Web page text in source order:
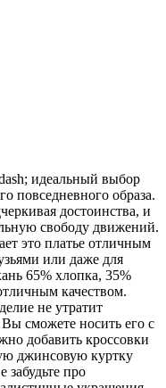
идеальный выбор
повседневного образа.
достоинства, и
свободу движений.
это платье отличным
или даже для
65% хлопка, 35%
качеством.
не утратит
сможете носить его с
добавить кроссовки
джинсовую куртку
про